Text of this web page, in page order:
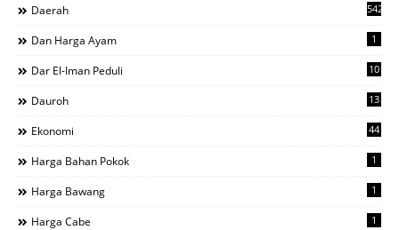
Daerah 542
Dan Harga Ayam 1
Dar El-Iman Peduli 10
Dauroh 13
Ekonomi 44
Harga Bahan Pokok 1
Harga Bawang 1
Harga Cabe 1